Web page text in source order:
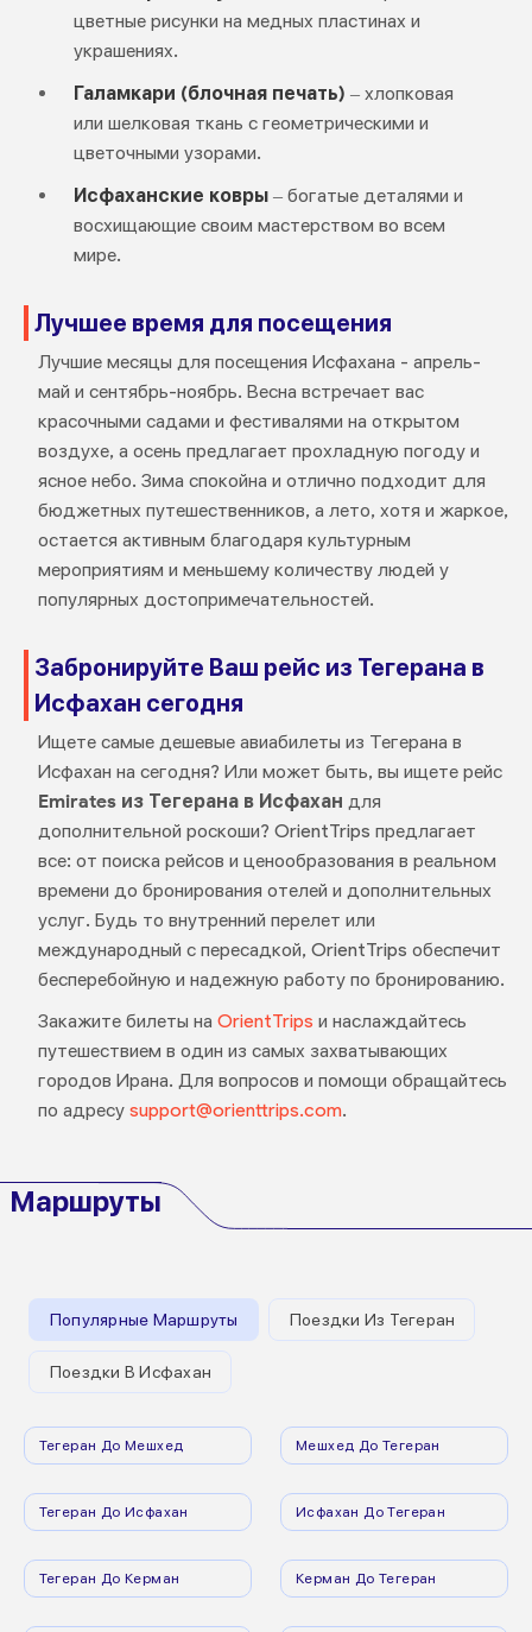
цветные рисунки на медных пластинах и
украшениях.
Галамкари (блочная печать) – хлопковая
или шелковая ткань с геометрическими и
цветочными узорами.
Исфаханские ковры– богатые деталями и
восхищающие своим мастерством во всем
мире.
Лучшее время для посещения
Лучшие месяцы для посещения Исфахана - апрель-
май и сентябрь-ноябрь. Весна встречает вас
красочными садами и фестивалями на открытом
воздухе, а осень предлагает прохладную погоду и
ясное небо. Зима спокойна и отлично подходит для
бюджетных путешественников, а лето, хотя и жаркое,
остается активным благодаря культурным
мероприятиям и меньшему количеству людей у
популярных достопримечательностей.
Забронируйте Ваш рейс из Тегерана в
Исфахан сегодня
Ищете самые дешевые авиабилеты из Тегерана в
Исфахан на сегодня? Или может быть, вы ищете рейс
Emirates из Тегерана в Исфахан для
дополнительной роскоши? OrientTrips предлагает
все: от поиска рейсов и ценообразования в реальном
времени до бронирования отелей и дополнительных
услуг. Будь то внутренний перелет или
международный с пересадкой, OrientTrips обеспечит
бесперебойную и надежную работу по бронированию.
Закажите билеты на OrientTrips и наслаждайтесь
путешествием в один из самых захватывающих
городов Ирана. Для вопросов и помощи обращайтесь
по адресу support@orienttrips.com.
Маршруты
Популярные Маршруты Поездки Из Тегеран
Поездки В Исфахан
Тегеран До Мешхед Мешхед До Тегеран
Тегеран До Исфахан Исфахан До Тегеран
Тегеран До Керман Керман До Тегеран